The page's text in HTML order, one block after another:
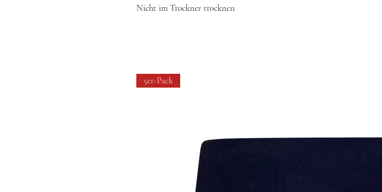
Nicht im Trockner trocknen
5er-Pack